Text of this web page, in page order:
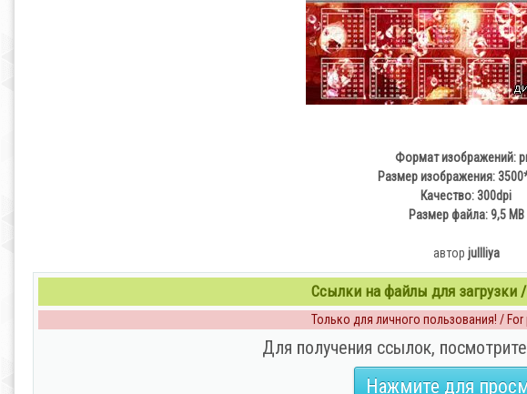
Формат изображений:
Размер изображения:
Качество: 300dpi
Размер файла: 9,5 MB
автор jullliya
Ссылки на файлы для загрузки
Только для личного пользования! /
Для получения ссылок,
Нажмите для